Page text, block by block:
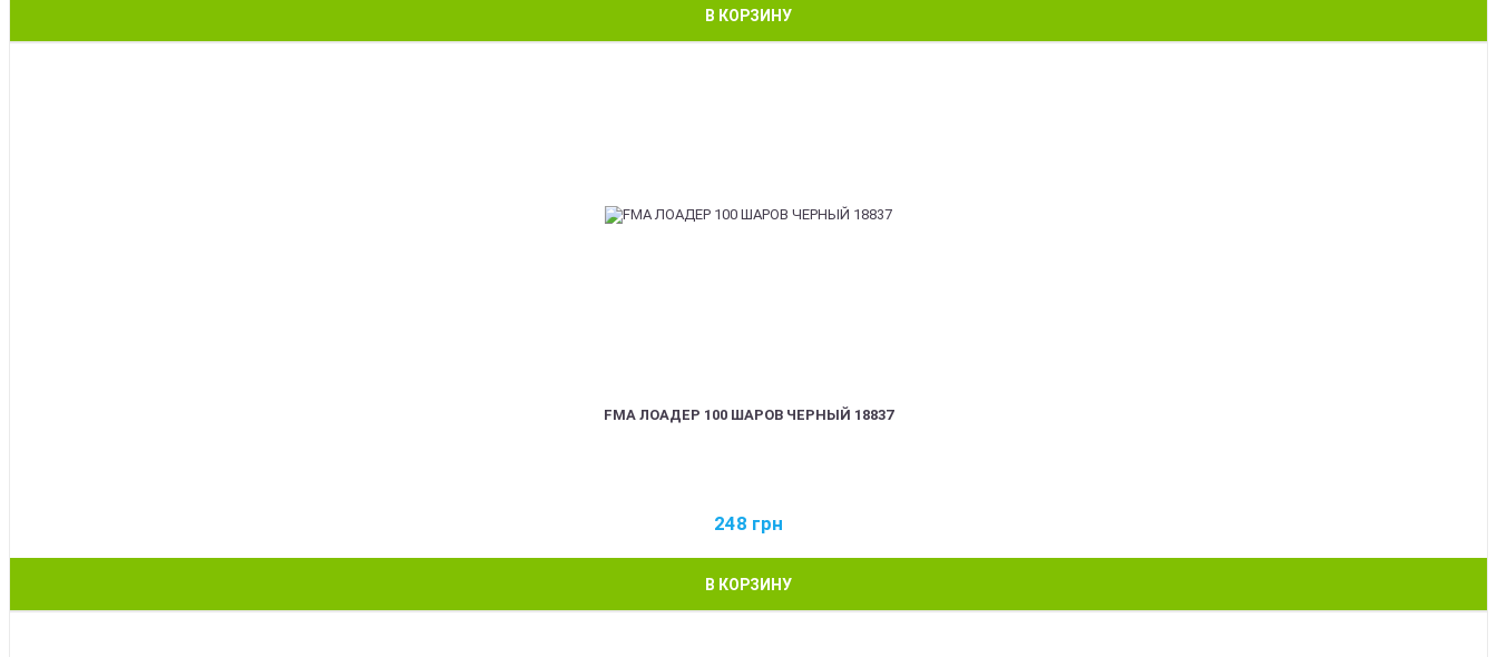
В КОРЗИНУ
FMA ЛОАДЕР 100 ШАРОВ ЧЕРНЫЙ 18837
248 грн
В КОРЗИНУ